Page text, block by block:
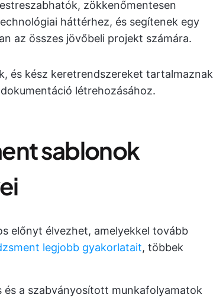
zökkenőmentesen
háttérhez, és segítenek egy
az összes jövőbeli projekt számára.
és kész keretrendszereket tartalmaznak
létrehozásához.
sablonok
előnyt élvezhet, amelyekkel tovább
legjobb gyakorlatait, többek
a szabványosított munkafolyamatok